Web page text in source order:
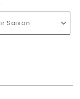
Saison